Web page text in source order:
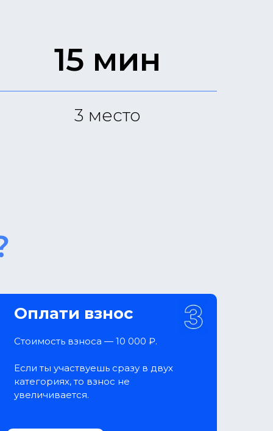
15 мин
3 место
Оплати взнос
Стоимость взноса — 10 000 ₽.
Если ты участвуешь сразу в двух
категориях, то взнос не
увеличивается.